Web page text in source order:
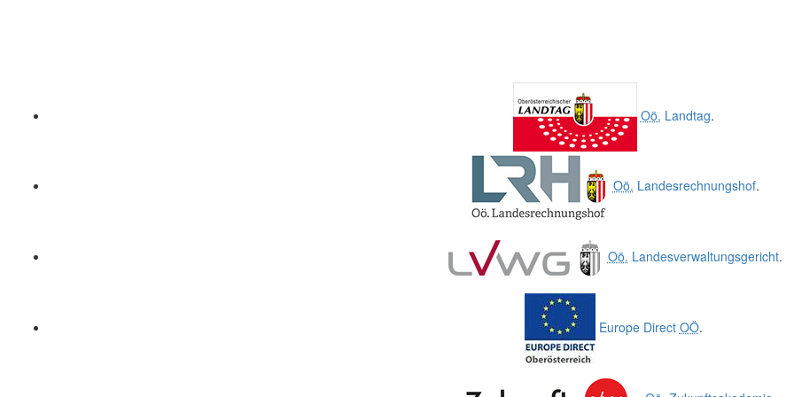
Oö. Landtag.
Oö. Landesrechnungshof.
Oö. Landesverwaltungsgericht.
Europe Direct OÖ.